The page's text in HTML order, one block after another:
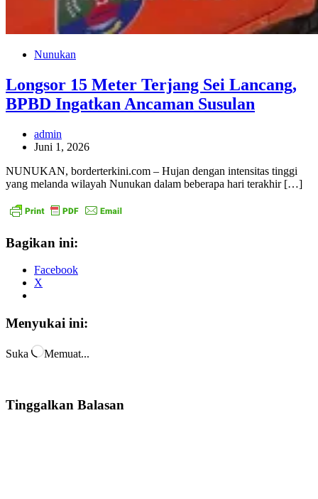
Nunukan
Longsor 15 Meter Terjang Sei Lancang,
BPBD Ingatkan Ancaman Susulan
admin
Juni 1, 2026
NUNUKAN, borderterkini.com – Hujan dengan intensitas tinggi
yang melanda wilayah Nunukan dalam beberapa hari terakhir […]
Bagikan ini:
Facebook
X
Menyukai ini:
Suka Memuat...
Tinggalkan Balasan